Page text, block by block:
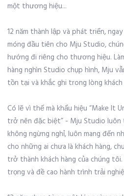
một thương hiệu...
12 năm thành lập và phát triển,
móng đầu tiên cho Mju Studio,
hướng đi riêng cho thương hiệu.
hàng nghìn Studio chụp hình, Mju
tồn tại và khắc ghi trong lòng khách
Có lẽ vì thế mà khẩu hiệu “Make It
trở nên đặc biệt” - Mju Studio luôn
không ngừng nghỉ, luôn mang đến
cho những ai chưa là khách hàng,
trở thành khách hàng của chúng
trọng và đề cao hành trình trải